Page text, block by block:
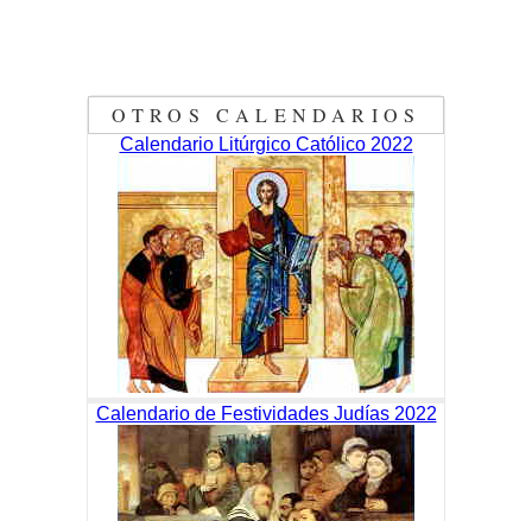
OTROS CALENDARIOS
Calendario Litúrgico Católico 2022
Calendario de Festividades Judías 2022